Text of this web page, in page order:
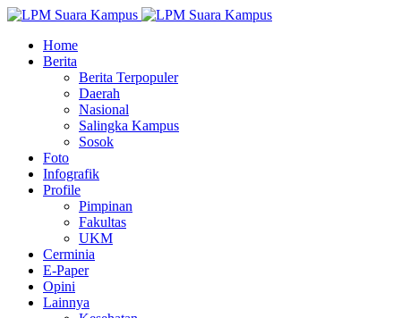
Home
Berita
Berita Terpopuler
Daerah
Nasional
Salingka Kampus
Sosok
Foto
Infografik
Profile
Pimpinan
Fakultas
UKM
Cerminia
E-Paper
Opini
Lainnya